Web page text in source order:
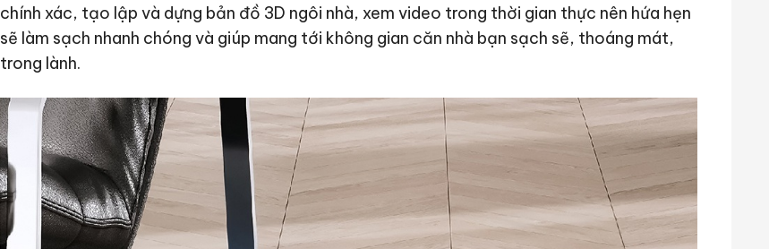
chính xác, tạo lập và dựng bản đồ 3D ngôi nhà, xem video trong thời gian thực nên hứa hẹn
sẽ làm sạch nhanh chóng và giúp mang tới không gian căn nhà bạn sạch sẽ, thoáng mát,
trong lành.